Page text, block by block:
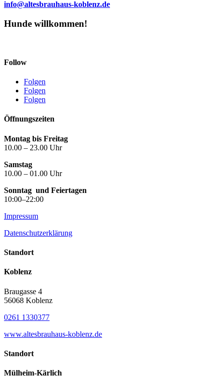
info@altesbrauhaus-koblenz.de
Hunde willkommen!
Follow
Folgen
Folgen
Folgen
Öffnungszeiten
Montag bis Freitag
10.00 – 23.00 Uhr
Samstag
10.00 – 01.00 Uhr
Sonntag und Feiertagen
10:00–22:00
Impressum
Datenschutzerklärung
Standort
Koblenz
Braugasse 4
56068 Koblenz
0261 1330377
www.altesbrauhaus-koblenz.de
Standort
Mülheim-Kärlich